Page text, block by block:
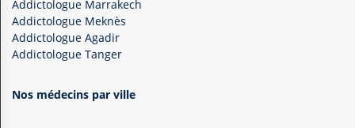
Addictologue Marrakech
Addictologue Meknès
Addictologue Agadir
Addictologue Tanger
Nos médecins par ville